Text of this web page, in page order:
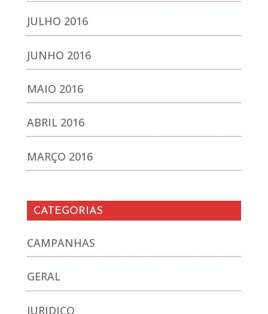
JULHO 2016
JUNHO 2016
MAIO 2016
ABRIL 2016
MARÇO 2016
CATEGORIAS
CAMPANHAS
GERAL
JURIDICO